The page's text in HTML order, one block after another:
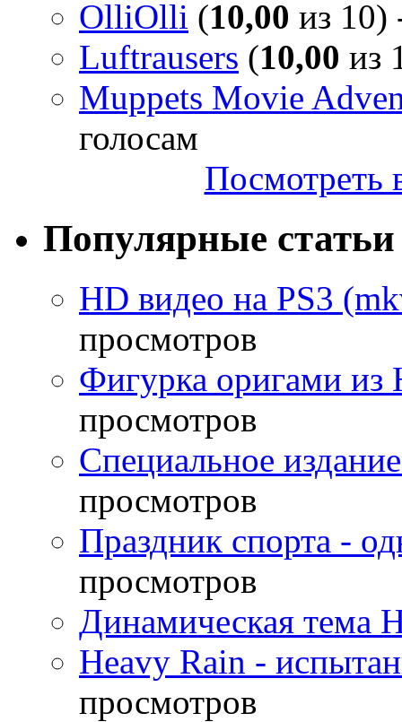
OlliOlli (10,00 из 10)
Luftrausers (10,00 из
Muppets Movie
голосам
Посмотреть
Популярные статьи
HD видео на PS3
просмотров
Фигурка оригами из
просмотров
Специальное
просмотров
Праздник спорта -
просмотров
Динамическая тема
Heavy Rain -
просмотров